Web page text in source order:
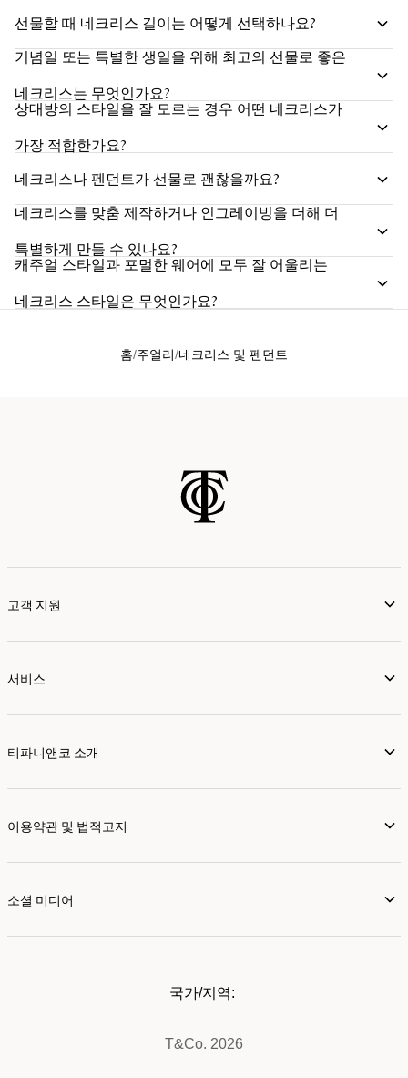
선물할 때 네크리스 길이는 어떻게 선택하나요?
기념일 또는 특별한 생일을 위해 최고의 선물로 좋은
네크리스는 무엇인가요?
상대방의 스타일을 잘 모르는 경우 어떤 네크리스가
가장 적합한가요?
네크리스나 펜던트가 선물로 괜찮을까요?
네크리스를 맞춤 제작하거나 인그레이빙을 더해 더
특별하게 만들 수 있나요?
캐주얼 스타일과 포멀한 웨어에 모두 잘 어울리는
네크리스 스타일은 무엇인가요?
홈 주얼리 네크리스 및 펜던트
고객 지원
서비스
티파니앤코 소개
이용약관 및 법적고지
소셜 미디어
T&Co. 2026
국가/지역: